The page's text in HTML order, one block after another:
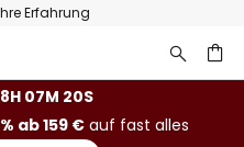
Erfahrung
07M 19S
ab 159 €auf fast alles